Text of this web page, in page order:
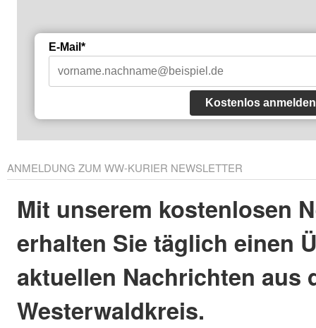
E-Mail*
Kostenlos anmelden
ANMELDUNG ZUM WW-KURIER NEWSLETTER
Mit unserem kostenlosen
erhalten Sie täglich einen
aktuellen Nachrichten aus
Westerwaldkreis.